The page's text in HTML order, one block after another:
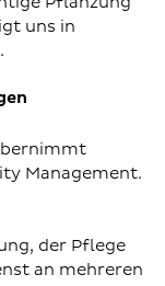
uns in
Management.
der Pflege
an mehreren